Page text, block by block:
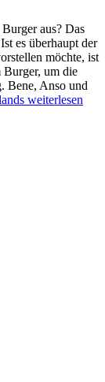
aus? Das
es überhaupt der
möchte, ist
Burger, um die
Bene, Anso und
weiterlesen